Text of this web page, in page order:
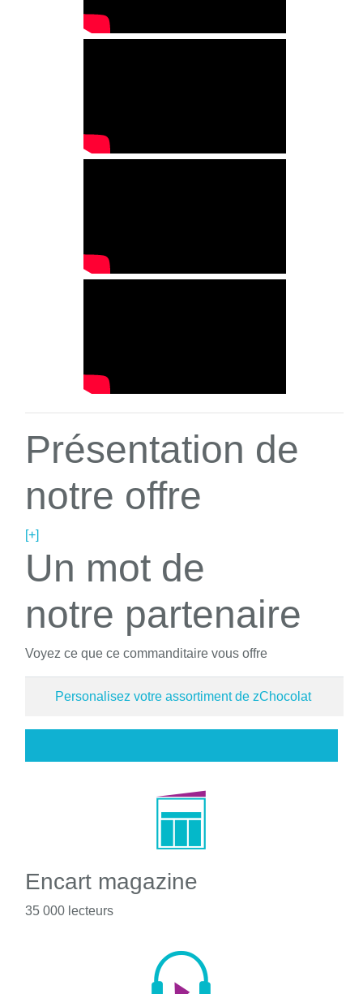
Présentation de
notre offre
[+]
Un mot de
notre partenaire
Voyez ce que ce commanditaire vous offre
Personalisez votre assortiment de zChocolat
Encart magazine
35 000 lecteurs